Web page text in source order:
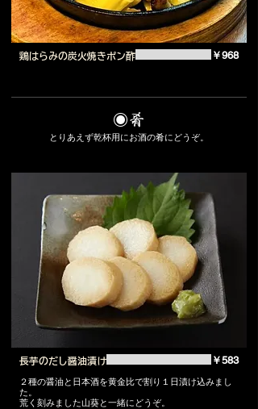
鶏はらみの炭火焼きポン酢 ￥968
◉肴
とりあえず乾杯用にお酒の肴にどうぞ。
長芋のだし醤油漬け
２種の醤油と日本酒を黄金比で割り１日漬け込みまし
た。
荒く刻みました山葵と一緒にどうぞ。
￥583